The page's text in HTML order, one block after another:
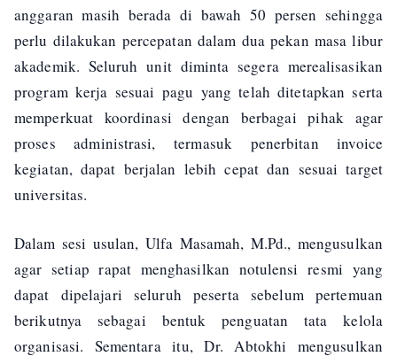
anggaran masih berada di bawah 50 persen sehingga
perlu dilakukan percepatan dalam dua pekan masa libur
akademik. Seluruh unit diminta segera merealisasikan
program kerja sesuai pagu yang telah ditetapkan serta
memperkuat koordinasi dengan berbagai pihak agar
proses administrasi, termasuk penerbitan invoice
kegiatan, dapat berjalan lebih cepat dan sesuai target
universitas.
Dalam sesi usulan, Ulfa Masamah, M.Pd., mengusulkan
agar setiap rapat menghasilkan notulensi resmi yang
dapat dipelajari seluruh peserta sebelum pertemuan
berikutnya sebagai bentuk penguatan tata kelola
organisasi. Sementara itu, Dr. Abtokhi mengusulkan